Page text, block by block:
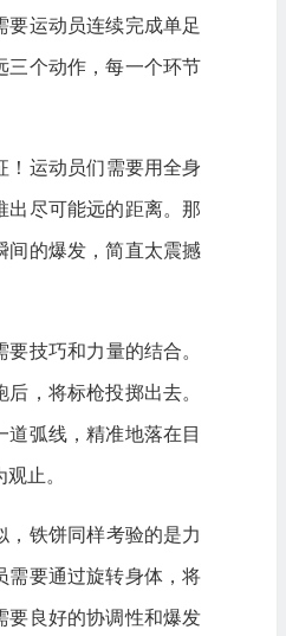
要运动员连续完成单足
三个动作，每一个环节
！运动员们需要用全身
出尽可能远的距离。那
间的爆发，简直太震撼
要技巧和力量的结合。
，将标枪投掷出去。
道弧线，精准地落在目
止。
，铁饼同样考验的是力
需要通过旋转身体，将
要良好的协调性和爆发